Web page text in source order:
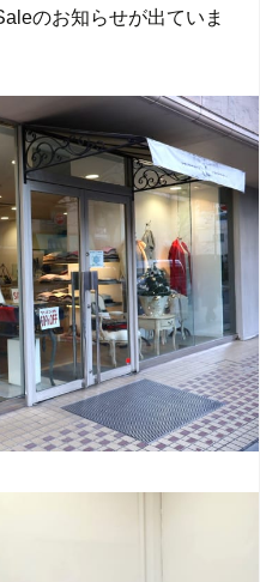
のお知らせが出ていま